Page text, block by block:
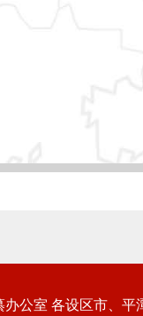
公室 各设区市、平